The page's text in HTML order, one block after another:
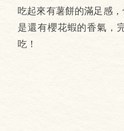
吃起來有薯餅的滿足感
是還有櫻花蝦的香氣，
吃！